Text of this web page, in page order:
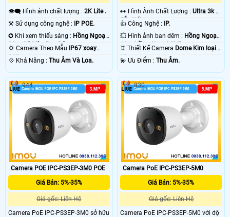
👁️‍🗨 Hình ảnh chất lượng : 2K Lite .
⚒ Sử dụng công nghệ : IP POE.
✪ Khi xem thiếu sáng : Hồng Ngoại
30m Có Màu Ban Ðêm.
💢 Camera Theo Mẫu IP67 xoay
360.
️💠 Khả Năng : Thu Âm Và Loa.
️👀 Hình Ành Chất Lượng :Ultra 3k +
Sắc Nét .
👍 Công Nghệ : IP.
💥 Hình ảnh ban đêm : Hồng Ngoại
10m Hồng Ngoại SMD.
♊ Thiết Kế Camera Dome Kim loại +
Nhựa.
️💫 Ưu Điểm :Thu Âm.
Camera POE IPC-PS3EP-3M0 POE
Giá Bán: 5%-35%
Giá gốc: Liên Hệ
Camera PoE IPC-PS3EP-3M0 sở hữu
944
Camera PoE IPC-PS3EP-5M0
Giá Bán: 5%-35%
Giá gốc: Liên Hệ
Camera PoE IPC-PS3EP-5M0 với độ
830